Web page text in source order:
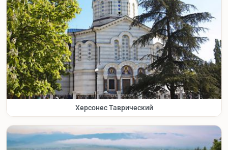
Херсонес Таврический